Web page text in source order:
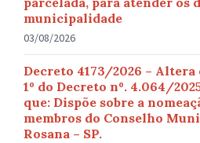
municipalidade
03/08/2026
Decreto 4173/2026 –
1º do Decreto nº. 4.064/
que: Dispõe sobre a
membros do Conselho
Rosana – SP.